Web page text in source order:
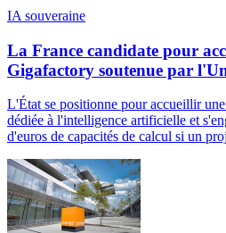
IA souveraine
La France candidate pour
Gigafactory soutenue par
L'État se positionne pour accueillir
dédiée à l'intelligence artificielle et
d'euros de capacités de calcul si un